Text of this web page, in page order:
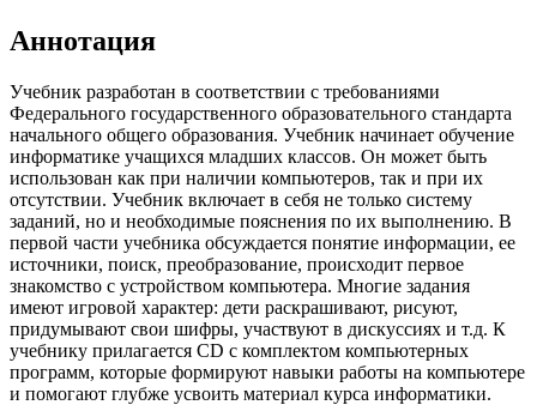
Аннотация
Учебник разработан в соответствии с требованиями
Федерального государственного образовательного стандарта
начального общего образования. Учебник начинает обучение
информатике учащихся младших классов. Он может быть
использован как при наличии компьютеров, так и при их
отсутствии. Учебник включает в себя не только систему
заданий, но и необходимые пояснения по их выполнению. В
первой части учебника обсуждается понятие информации, ее
источники, поиск, преобразование, происходит первое
знакомство с устройством компьютера. Многие задания
имеют игровой характер: дети раскрашивают, рисуют,
придумывают свои шифры, участвуют в дискуссиях и т.д. К
учебнику прилагается CD с комплектом компьютерных
программ, которые формируют навыки работы на компьютере
и помогают глубже усвоить материал курса информатики.